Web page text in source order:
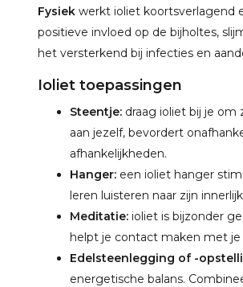
Fysiek werkt ioliet koortsverlagend
positieve invloed op de bijholtes,
het versterkend bij infecties en
Ioliet toepassingen
Steentje: draag ioliet bij je
aan jezelf, bevordert
afhankelijkheden.
Hanger: een ioliet hanger
leren luisteren naar zijn
Meditatie: ioliet is bijzonder
helpt je contact maken met je
Edelsteenlegging of -
energetische balans.